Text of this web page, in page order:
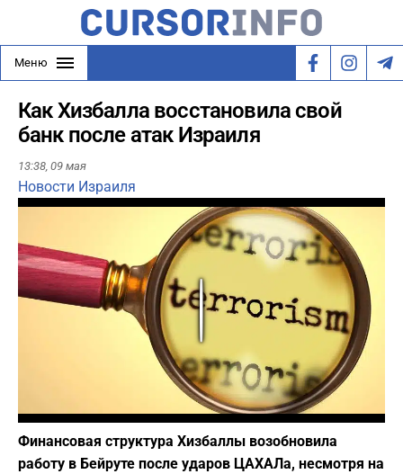
Меню
Как Хизбалла восстановила свой
банк после атак Израиля
13:38, 09 мая
Новости Израиля
Play
Фото: depositphotos.com
Финансовая структура Хизбаллы возобновила
работу в Бейруте после ударов ЦАХАЛа, несмотря на